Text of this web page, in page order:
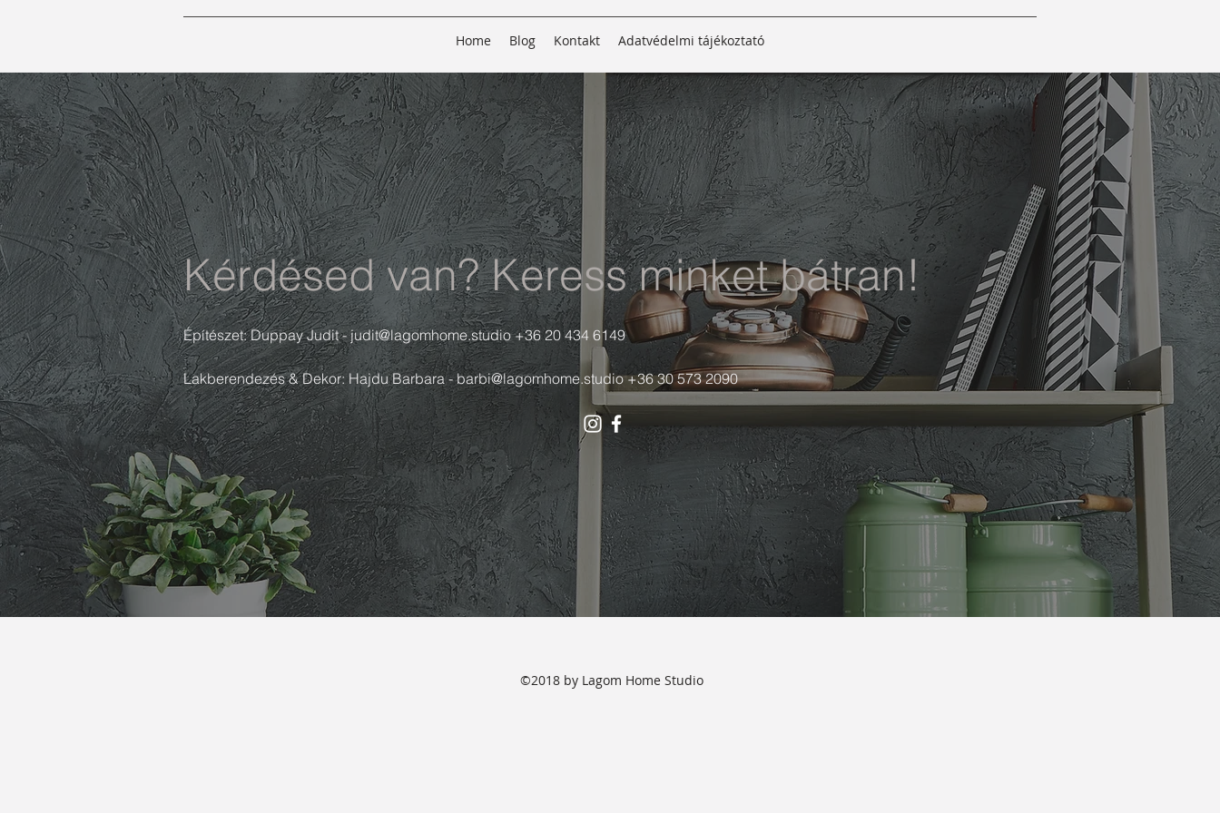
Home Blog Kontakt Adatvédelmi tájékoztató
Kérdésed van? Keress minket bátran!
Építészet: Duppay Judit -judit@lagomhome.studio+36 20 434 6149
Lakberendezés & Dekor: Hajdu Barbara -barbi@lagomhome.studio+36 30 573 2090
©2018 by Lagom Home Studio